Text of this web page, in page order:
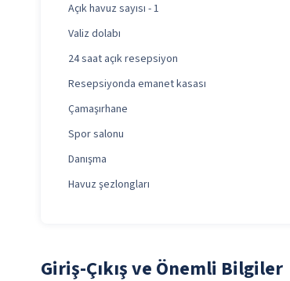
Açık havuz sayısı - 1
Valiz dolabı
24 saat açık resepsiyon
Resepsiyonda emanet kasası
Çamaşırhane
Spor salonu
Danışma
Havuz şezlongları
Giriş-Çıkış ve Önemli Bilgiler